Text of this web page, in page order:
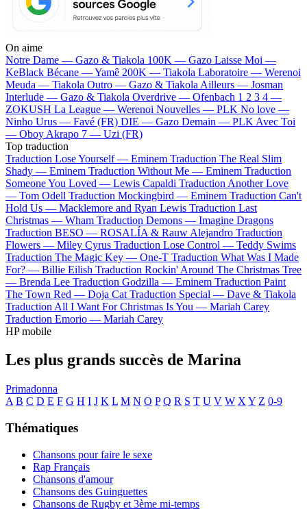
On aime
Notre Dame — Gazo & Tiakola 100K — Gazo Laisse Moi —
KeBlack Bécane —Yamê 200K — Tiakola Laboratoire — Werenoi
Meuda — Tiakola Outro — Gazo & Tiakola Ailleurs — Josman
Interlude — Gazo & Tiakola Overdrive — Ofenbach 1 2 3 4 —
ZOKUSH La League — Werenoi Nouvelles — PLK No love —
Ninho Urus — Favé (FR) DIE — Gazo Demain — PLK Avec Toi
— Oboy Akrapo 7 — Uzi (FR)
Top traduction
Traduction Lose Yourself — Eminem Traduction The Real Slim
Shady — Eminem Traduction Without Me — Eminem Traduction
Someone You Loved — Lewis Capaldi Traduction Another Love
— Tom Odell Traduction Mockingbird — Eminem Traduction Can't
Hold Us — Macklemore and Ryan Lewis Traduction Last
Christmas — Wham Traduction Demons — Imagine Dragons
Traduction BESO — ROSALÍA & Rauw Alejandro Traduction
Flowers — Miley Cyrus Traduction Lose Control — Teddy Swims
Traduction The Magic Key — One-T Traduction What Was I Made
For? — Billie Eilish Traduction Rockin' Around The Christmas Tree
— Brenda Lee Traduction Godzilla — Eminem Traduction Paint
The Town Red — Doja Cat Traduction Special — Dave & Tiakola
Traduction All I Want For Christmas Is You — Mariah Carey
Traduction Emorio — Mariah Carey
HP mobile
Les plus grands succès de Marina
Primadonna
A B C D E F G H I J K L M N O P Q R S T U V W X Y Z 0-9
Thématiques
Chansons pour faire le sexe
Rap Français
Chansons d'amour
Chansons des Guinguettes
Chansons de Rugby et 3ème mi-temps